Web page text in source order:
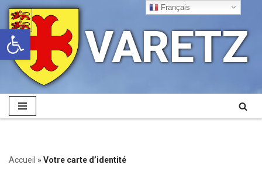
Ouvrir la barre d’outils
Aller
au
contenu
VARETZ
Accueil » Votre carte d’identité
Français